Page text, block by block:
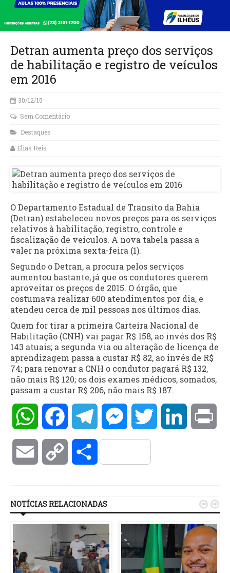
Detran aumenta preço dos serviços
de habilitação e registro de veículos
em 2016
30/12/15
Sem Comentário
Destaques
Elias Reis
O Departamento Estadual de Transito da Bahia
(Detran) estabeleceu novos preços para os serviços
relativos à habilitação, registro, controle e
fiscalização de veículos. A nova tabela passa a
valer na próxima sexta-feira (1).
Segundo o Detran, a procura pelos serviços
aumentou bastante, já que os condutores querem
aproveitar os preços de 2015. O órgão, que
costumava realizar 600 atendimentos por dia, e
atendeu cerca de mil pessoas nos últimos dias.
Quem for tirar a primeira Carteira Nacional de
Habilitação (CNH) vai pagar R$ 158, ao invés dos R$
143 atuais; a segunda via ou alteração de licença de
aprendizagem passa a custar R$ 82, ao invés de R$
74; para renovar a CNH o condutor pagará R$ 132,
não mais R$ 120; os dois exames médicos, somados,
passam a custar R$ 206, não mais R$ 187.
WhatsAppFacebookTelegramMessengerTwitter LinkedIn
Email Copy Compartilhar
NOTÍCIAS RELACIONADAS  